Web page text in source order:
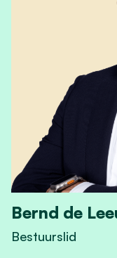
Bernd de
Bestuurslid